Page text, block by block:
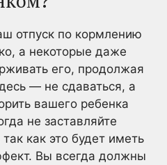
отпуск по кормлению
а некоторые даже
его, продолжая
— не сдаваться, а
вашего ребенка
не заставляйте
как это будет иметь
Вы всегда должны